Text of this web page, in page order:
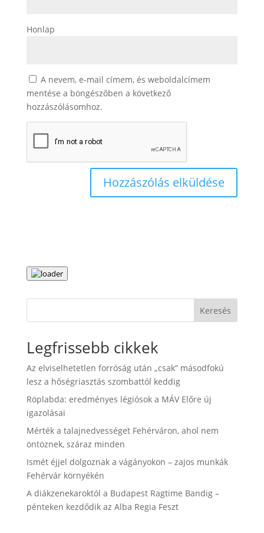
Honlap
A nevem, e-mail címem, és weboldalcímem
mentése a böngészőben a következő
hozzászólásomhoz.
Keresés
Legfrissebb cikkek
Az elviselhetetlen forróság után „csak” másodfokú
lesz a hőségriasztás szombattól keddig
Röplabda: eredményes légiósok a MÁV Előre új
igazolásai
Mérték a talajnedvességet Fehérváron, ahol nem
öntöznek, száraz minden
Ismét éjjel dolgoznak a vágányokon – zajos munkák
Fehérvár környékén
A diákzenekaroktól a Budapest Ragtime Bandig –
pénteken kezdődik az Alba Regia Feszt